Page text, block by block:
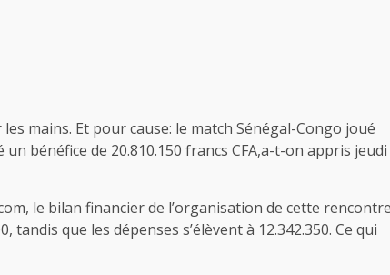
mains. Et pour cause: le match Sénégal-Congo joué
bénéfice de 20.810.150 francs CFA,a-t-on appris jeudi
le bilan financier de l’organisation de cette rencontre
que les dépenses s’élèvent à 12.342.350. Ce qui